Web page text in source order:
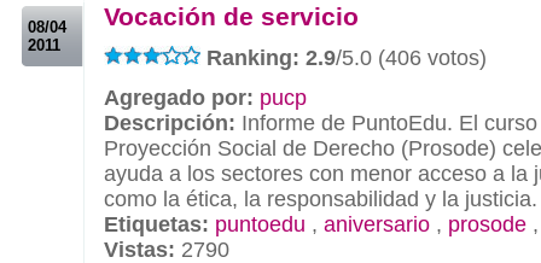
08/04
2011
Vocación de servicio
Ranking: 2.9/5.0 (406 votos)
Agregado por: pucp
Descripción: Informe de PuntoEdu. El
Proyección Social de Derecho (Prosode)
ayuda a los sectores con menor acceso a la
como la ética, la responsabilidad y la justicia.
Etiquetas: puntoedu , aniversario , prosode
Vistas: 2790